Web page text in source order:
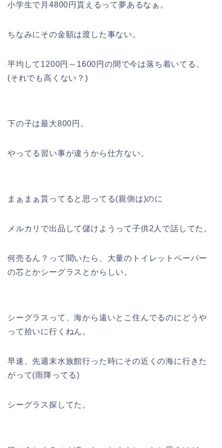
小学生で月4800円貰えるって夢あるなぁ。
ちなみにその金額は渡した事ない。
平均して1200円～1600円の間で今は落ち着いてる。
(それでも高くない？)
下の子は最大800円。
やってる習い事が違うから仕方ない。
まぁまぁ貰ってると思ってる(親側は)のに
メルカリで出品して儲けようって子供2人で話してた。
何売るん？って聞いたら、大量のトイレットペーパー
の芯とかシーグラスとからしい。
シーグラスって、海から遠いとこ住んでるのにどうや
って拾いに行くねん。
早速、先週末水族館行った時にその近くの海に行きた
がって(雨降ってる)
シーグラス探してた。